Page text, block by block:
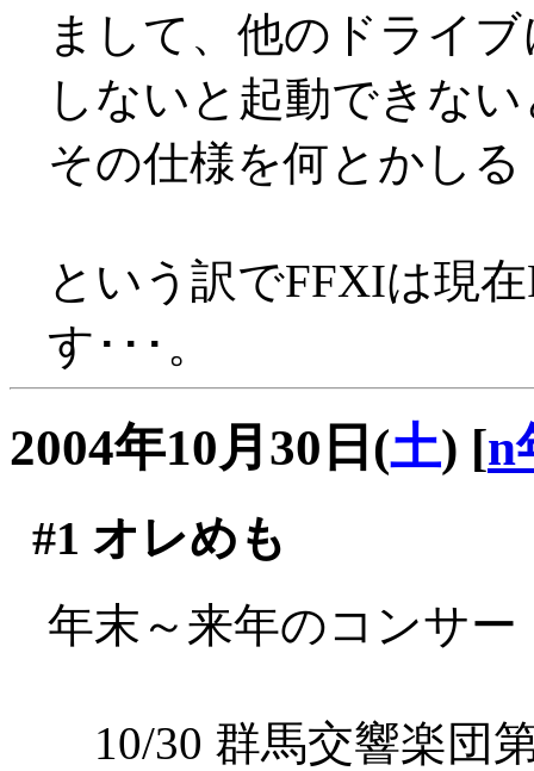
まして、他のドライ
しないと起動できな
その仕様を何とかしる
という訳でFFXIは現
す･･･。
2004年10月30日(土) [n
#1 オレめも
年末～来年のコンサ
10/30 群馬交響楽団